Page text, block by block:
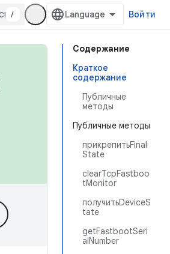
/ Войти
Содержание
Краткое
содержание
Публичные
методы
Публичные методы
прикрепитьFinal
State
clearTcpFastboo
tMonitor
получитьDeviceS
tate
getFastbootSeri
alNumber